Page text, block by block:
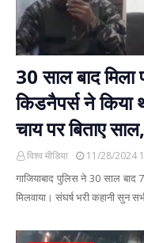
30 साल बाद
किडनैपर्स ने किया
चाय पर बिताए
विश्व मीडिया 11/28/2024
गाजियाबाद पुलिस ने 30 साल
मिलवाया। संघर्ष भरी कहानी सुन